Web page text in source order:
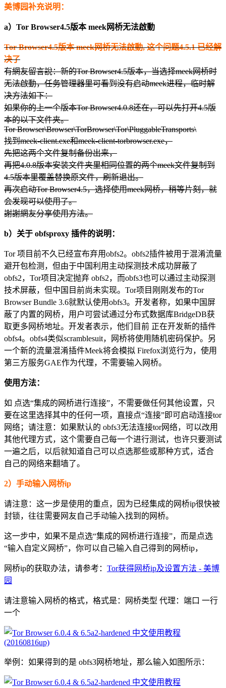
美博园补充说明：
a）Tor Browser4.5版本 meek网桥无法啟動
Tor Browser4.5版本 meek网桥无法啟動, 这个问题4.5.1 已经解
决了
有網友留言說：新的Tor Browser4.5版本，当选择meek网桥时
无法啟動，任务管理器里可看到没有启动meek进程，临时解
决方法如下：
如果你的上一个版本Tor Browser4.0.8还在，可以先打开4.5版
本的以下文件夹。
Tor Browser\Browser\TorBrowser\Tor\PluggableTransports\
找到meek-client.exe和meek-client-torbrowser.exe，
先把这两个文件复制备份出来，
再把4.0.8版本安装文件夹里相同位置的两个meek文件复制到
4.5版本里覆盖替换原文件，刷新退出。
再次启动Tor Browser4.5，选择使用meek网桥，稍等片刻，就
会发现可以使用了。
謝謝網友分享使用方法。
b）关于 obfsproxy 插件的说明：
Tor 项目前不久已经宣布弃用obfs2。obfs2插件被用于混淆流量
避开包检测，但由于中国利用主动探测技术成功屏蔽了
obfs2，Tor项目决定抛弃 obfs2，而obfs3也可以通过主动探测
技术屏蔽，但中国目前尚未实现。Tor项目刚刚发布的Tor
Browser Bundle 3.6就默认使用obfs3。开发者称，如果中国屏
蔽了内置的网桥，用户可尝试通过分布式数据库BridgeDB获
取更多网桥地址。开发者表示，他们目前 正在开发新的插件
obfs4。obfs4类似scramblesuit，网桥将使用随机密码保护。另
一个新的流量混淆插件Meek将会模拟 Firefox浏览行为，使用
第三方服务GAE作为代理，不需要输入网桥。
使用方法：
如 点选“集成的网桥进行连接”，不需要做任何其他设置，只
要在这里选择其中的任何一项，直接点“连接”即可启动连接tor
网络；请注意：如果默认的 obfs3无法连接tor网络，可以改用
其他代理方式，这个需要自己每一个进行测试，也许只要测试
一遍之后，以后就知道自己可以点选那些或那种方式，适合
自己的网络来翻墙了。
2）手动输入网桥ip
请注意：这一步是使用的重点，因为已经集成的网桥ip很快被
封锁，往往需要网友自己手动输入找到的网桥。
这一步中，如果不是点选“集成的网桥进行连接”，而是点选
“输入自定义网桥”，你可以自己输入自己得到的网桥ip，
网桥ip的获取办法，请参考： Tor获得网桥ip及设置方法 - 美博
园
请注意输入网桥的格式，格式是：网桥类型 代理：端口 一行
一个
举例：如果得到的是 obfs3网桥地址，那么输入如图所示：